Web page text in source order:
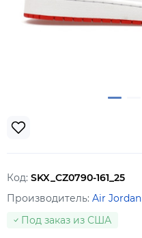
Код: SKX_CZ0790-161_25
Производитель: Air Jordan
Под заказ из США